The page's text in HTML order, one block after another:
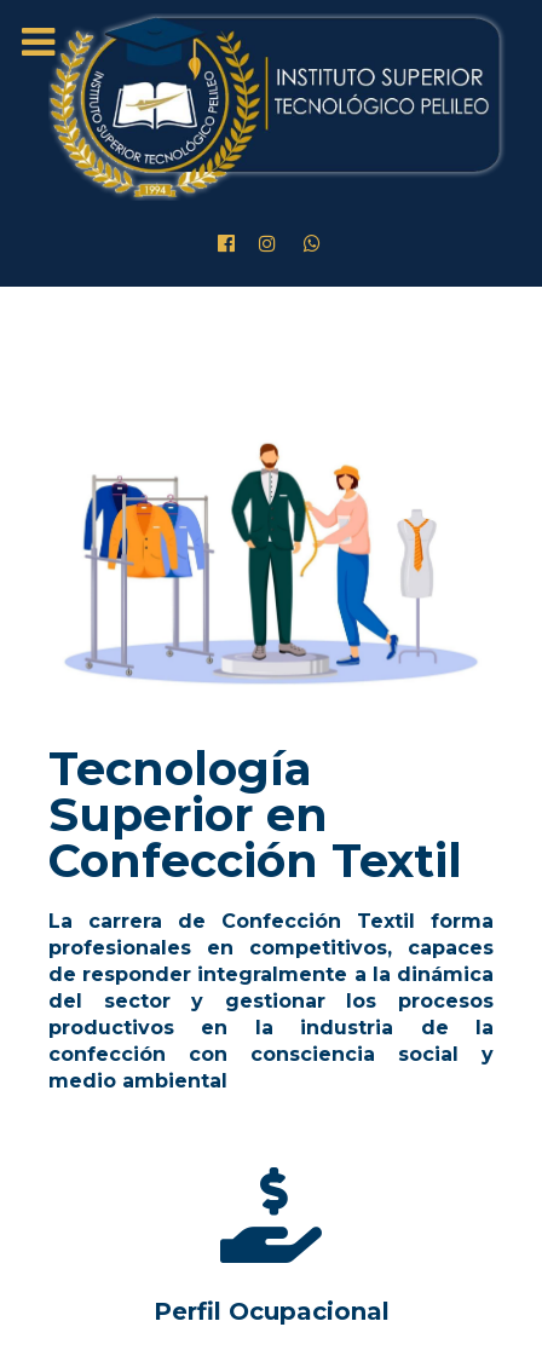
Tecnología
Superior en
Confección Textil
La carrera de Confección Textil forma
profesionales en competitivos, capaces
de responder integralmente a la dinámica
del sector y gestionar los procesos
productivos en la industria de la
confección con consciencia social y
medio ambiental
Perfil Ocupacional